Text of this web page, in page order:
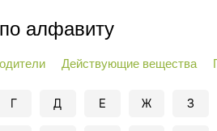
алфавиту
Действующие вещества
Г Д Е Ж З